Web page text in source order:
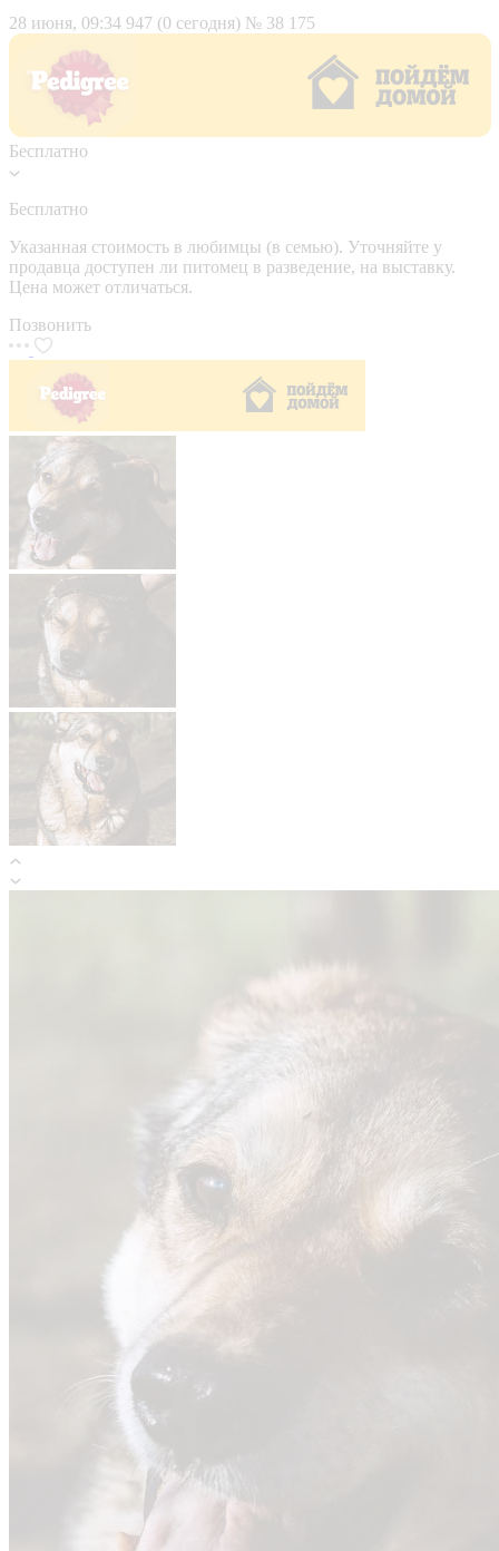
28 июня, 09:34 947 (0 сегодня) № 38 175
Бесплатно
Бесплатно
Указанная стоимость в любимцы (в семью). Уточняйте у
продавца доступен ли питомец в разведение, на выставку.
Цена может отличаться.
Позвонить